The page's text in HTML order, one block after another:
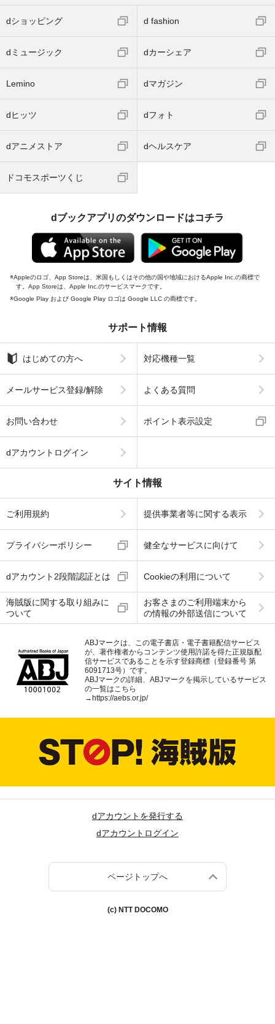
dショッピング d fashion
dミュージック dカーシェア
Lemino dマガジン
dヒッツ dフォト
dアニメストア dヘルスケア
ドコモスポーツくじ
dブックアプリのダウンロードはコチラ
Appleのロゴ、App Storeは、米国もしくはその他の国や地域におけるApple Inc.の商標で
す。App Storeは、Apple Inc.のサービスマークです。
Google Play および Google Play ロゴは Google LLC の商標です。
サポート情報
はじめての方へ 対応機種一覧
メールサービス登録/解除 よくある質問
お問い合わせ ポイント表示設定
dアカウントログイン
サイト情報
ご利用規約 提供事業者等に関する表示
プライバシーポリシー 健全なサービスに向けて
dアカウント2段階認証とは Cookieの利用について
海賊版に関する取り組みに
ついて
お客さまのご利用端末から
の情報の外部送信について
ABJマークは、この電子書店・電子書籍配信サービス
が、著作権者からコンテンツ使用許諾を得た正規版配
信サービスであることを示す登録商標（登録番号 第
6091713号）です。
ABJマークの詳細、ABJマークを掲示しているサービス
の一覧はこちら
→ https://aebs.or.jp/
dアカウントを発行する
dアカウントログイン
ページトップへ
(c) NTT DOCOMO